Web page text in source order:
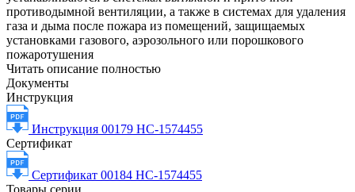
противодымной вентиляции, а также в системах для удаления
газа и дыма после пожара из помещений, защищаемых
установками газового, аэрозольного или порошкового
пожаротушения
Читать описание полностью
Документы
Инструкция
Инструкция 00179 НС-1574455
Сертификат
Сертификат 00184 НС-1574455
Товары серии